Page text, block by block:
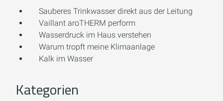
Sauberes Trinkwasser direkt aus der Leitung
Vaillant aroTHERM perform
Wasserdruck im Haus verstehen
Warum tropft meine Klimaanlage
Kalk im Wasser
Kategorien